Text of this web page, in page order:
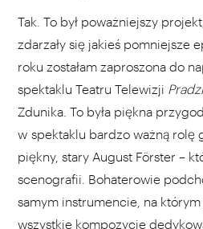
Tak. To był poważniejszy
zdarzały się jakieś pomniejsze
roku zostałam zaproszona do
spektaklu Teatru Telewizji
Zdunika. To była piękna
w spektaklu bardzo ważną rolę
piękny, stary August Förster –
scenografii. Bohaterowie
samym instrumencie, na którym
wszystkie kompozycje